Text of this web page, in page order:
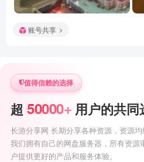
账号共享
值得信赖的选择
超 50000+ 用户的共同
长游分享网 长期分享各种资源，资源均
我们拥有自己的网盘服务器，所有资源
户提供更好的产品和服务体验。